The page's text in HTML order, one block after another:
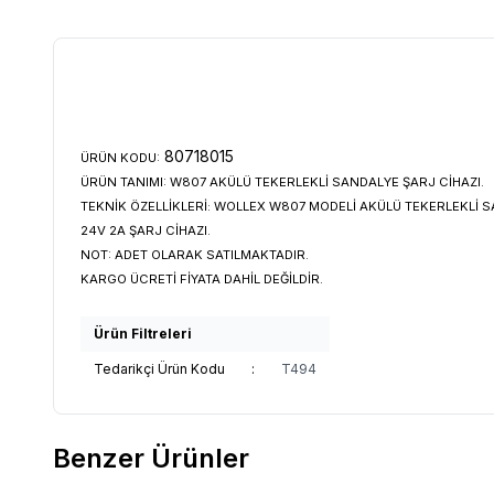
ÜRÜN KODU: 80718015
ÜRÜN TANIMI: W807 AKÜLÜ TEKERLEKLİ SANDALYE ŞARJ CİHAZI.
TEKNİK ÖZELLİKLERİ: WOLLEX W807 MODELİ AKÜLÜ TEKERLEKLİ
24V 2A ŞARJ CİHAZI.
NOT: ADET OLARAK SATILMAKTADIR.
KARGO ÜCRETİ FİYATA DAHİL DEĞİLDİR.
Ürün Filtreleri
Tedarikçi Ürün Kodu : T494
Benzer Ürünler